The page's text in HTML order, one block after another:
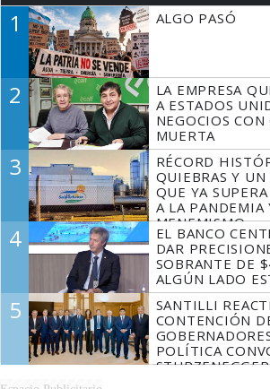
1 ALGO PASÓ
2
LA EMPRESA
A ESTADOS
NEGOCIOS
MUERTA
3
RÉCORD
QUIEBRAS Y
QUE YA
A LA PANDEMIA
MENEMISMO
4
EL BANCO
DAR
SOBRANTE DE
ALGÚN LADO
5
SANTILLI
CONTENCIÓN
POLÍTICA
STURZENEGGER